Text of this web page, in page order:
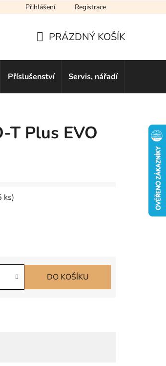
Obchodní podmínky
Přihlášení Registrace
KOŠÍK
PRÁZDNÝ KOŠÍK
Příslušenství Servis, nářadí
T Plus EVO
ks)
DO KOŠÍKU